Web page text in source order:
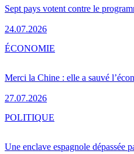
Sept pays votent contre le
24.07.2026
Merci la Chine : elle a sauvé
27.07.2026
ÉCONOMIE
Une enclave espagnole dépassée
POLITIQUE